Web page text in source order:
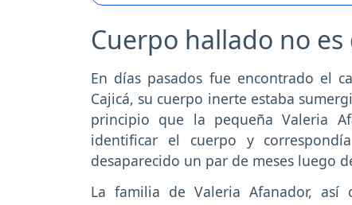
Cuerpo hallado no es
En días pasados fue encontrado el
Cajicá, su cuerpo inerte estaba
principio que la pequeña Valeria
identificar el cuerpo y
desaparecido un par de meses luego
La familia de Valeria Afanador,